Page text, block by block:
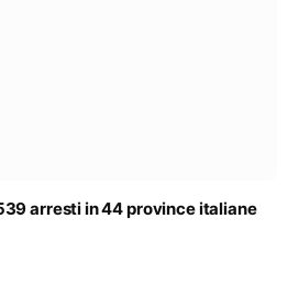
arresti in 44 province italiane